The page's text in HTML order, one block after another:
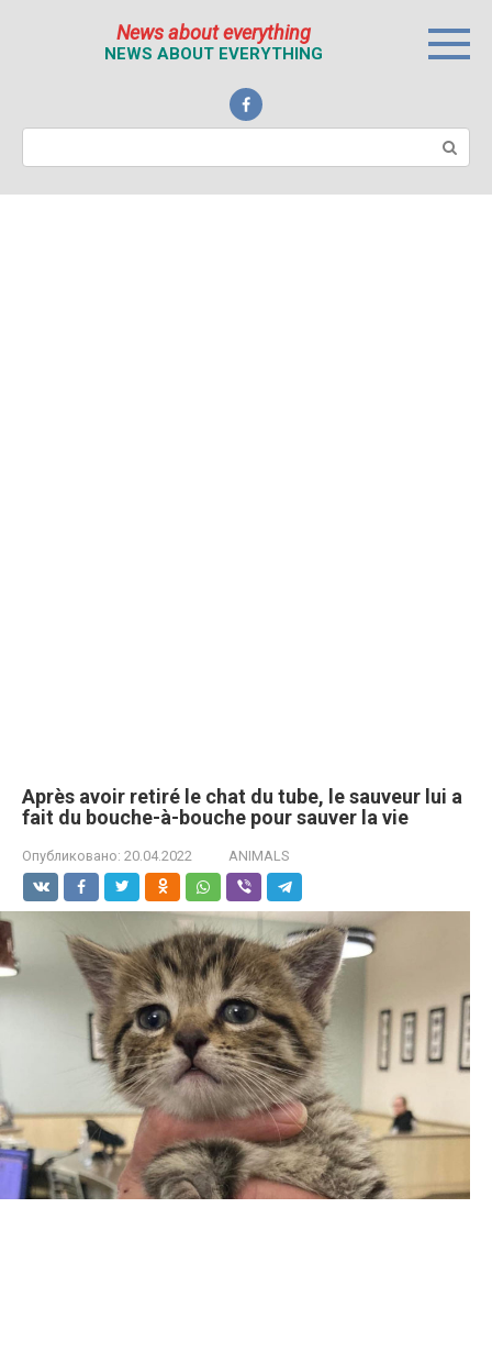
News about everything
NEWS ABOUT EVERYTHING
Поиск:
Après avoir retiré le chat du tube, le sauveur lui a
fait du bouche-à-bouche pour sauver la vie
Опубликовано: 20.04.2022 ANIMALS